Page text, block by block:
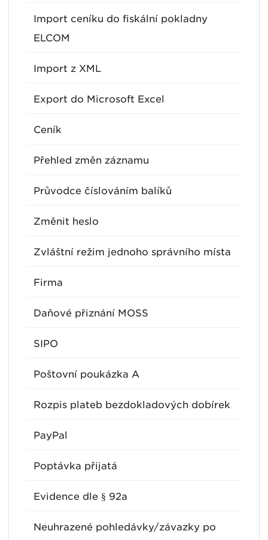
Import ceníku do fiskální pokladny
ELCOM
Import z XML
Export do Microsoft Excel
Ceník
Přehled změn záznamu
Průvodce číslováním balíků
Změnit heslo
Zvláštní režim jednoho správního místa
Firma
Daňové přiznání MOSS
SIPO
Poštovní poukázka A
Rozpis plateb bezdokladových dobírek
PayPal
Poptávka přijatá
Evidence dle § 92a
Neuhrazené pohledávky/závazky po